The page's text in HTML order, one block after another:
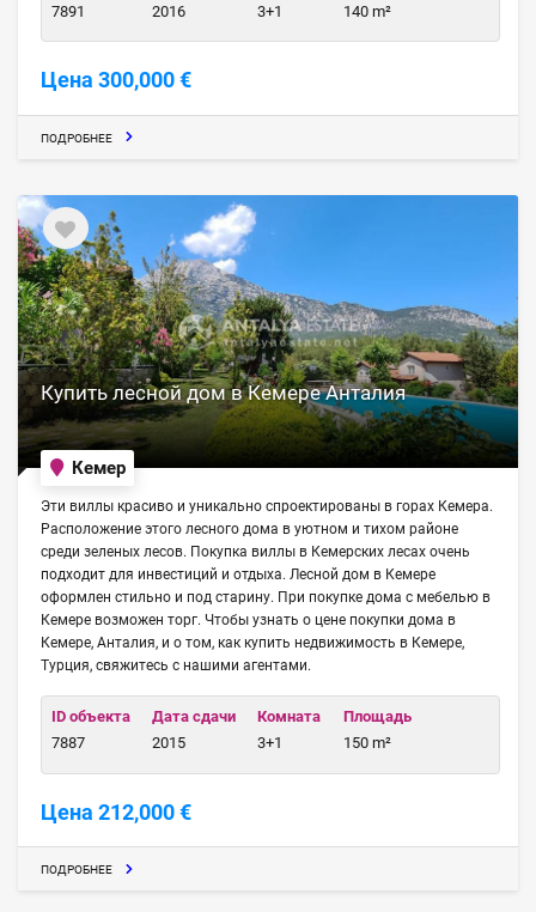
7891
2016
3+1
140 m²
Цена 300,000 €
ПОДРОБНЕЕ
Купить лесной дом в Кемере Анталия
Кемер
Эти виллы красиво и уникально спроектированы в горах Кемера.
Расположение этого лесного дома в уютном и тихом районе
среди зеленых лесов. Покупка виллы в Кемерских лесах очень
подходит для инвестиций и отдыха. Лесной дом в Кемере
оформлен стильно и под старину. При покупке дома с мебелью в
Кемере возможен торг. Чтобы узнать о цене покупки дома в
Кемере, Анталия, и о том, как купить недвижимость в Кемере,
Турция, свяжитесь с нашими агентами.
ID объекта
7887
Дата сдачи
2015
Комната
3+1
Площадь
150 m²
Цена 212,000 €
ПОДРОБНЕЕ